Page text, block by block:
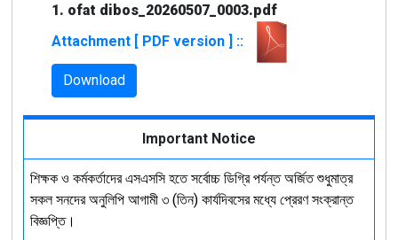
1. ofat dibos_20260507_0003.pdf
Attachment [ PDF version ] ::
Download
Important Notice
শিক্ষক ও কর্মকর্তাদের এসএসসি হতে সর্বোচ্চ ডিগ্রি পর্যন্ত অর্জিত শুধুমাত্র
সকল সনদের অনুলিপি আগামী ৩ (তিন) কার্যদিবসের মধ্যে প্রেরণ সংক্রান্ত
বিজ্ঞপ্তি।